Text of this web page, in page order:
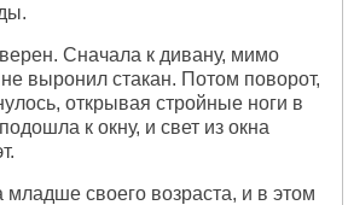
Сначала к дивану, мимо
выронил стакан. Потом поворот,
открывая стройные ноги в
к окну, и свет из окна
своего возраста, и в этом